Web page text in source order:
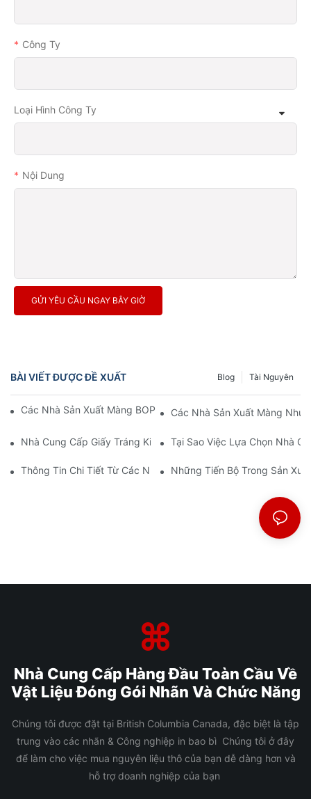
Công Ty
Loại Hình Công Ty
Nội Dung
GỬI YÊU CẦU NGAY BÂY GIỜ
BÀI VIẾT ĐƯỢC ĐỀ XUẤT Tài Nguyên
Blog
Các Nhà Sản Xuất Màng BOPP: Xương Sống Của Bao Bì Mềm
Các Nhà Sản Xuất Màng
Nhà Cung Cấp Giấy Tráng Kim Loại: Chìa Khóa Cho Trải
Tại Sao Việc Lựa Chọn Nhà
Thông Tin Chi Tiết Từ Các Nhà Sản Xuất Màng BOPP: Nắm
Những Tiến Bộ Trong Sản
Nhà Cung Cấp Hàng Đầu Toàn Cầu Về
Vật Liệu Đóng Gói Nhãn Và Chức Năng
Chúng tôi được đặt tại British Columbia Canada, đặc biệt là tập
trung vào các nhãn & Công nghiệp in bao bì Chúng tôi ở đây
để làm cho việc mua nguyên liệu thô của bạn dễ dàng hơn và
hỗ trợ doanh nghiệp của bạn